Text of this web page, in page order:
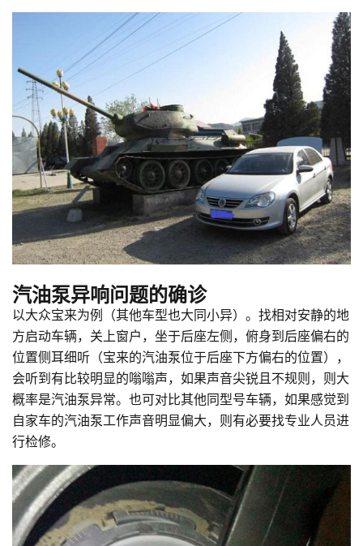
汽油泵异响问题的确诊
以大众宝来为例（其他车型也大同小异）。找相对安静的地
方启动车辆，关上窗户，坐于后座左侧，俯身到后座偏右的
位置侧耳细听（宝来的汽油泵位于后座下方偏右的位置），
会听到有比较明显的嗡嗡声，如果声音尖锐且不规则，则大
概率是汽油泵异常。也可对比其他同型号车辆，如果感觉到
自家车的汽油泵工作声音明显偏大，则有必要找专业人员进
行检修。